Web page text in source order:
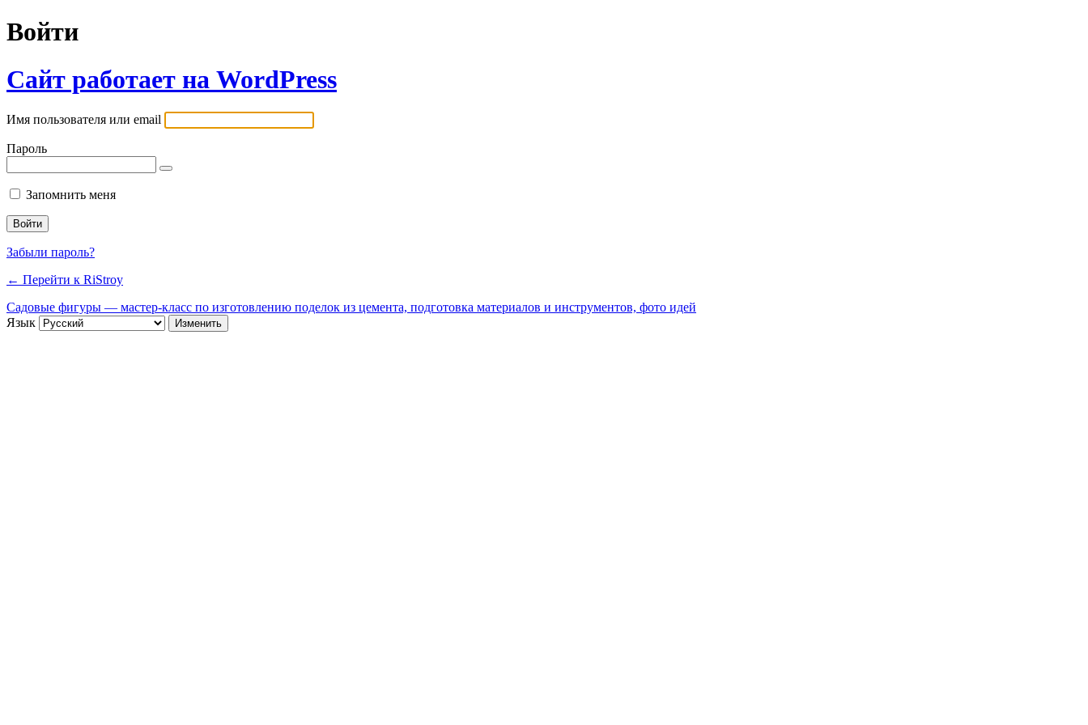
Войти
Сайт работает на WordPress
Имя пользователя или email
Пароль
Запомнить меня
Забыли пароль?
← Перейти к RiStroy
Садовые фигуры — мастер-класс по изготовлению поделок из цемента, подготовка материалов и инструментов, фото идей
Язык